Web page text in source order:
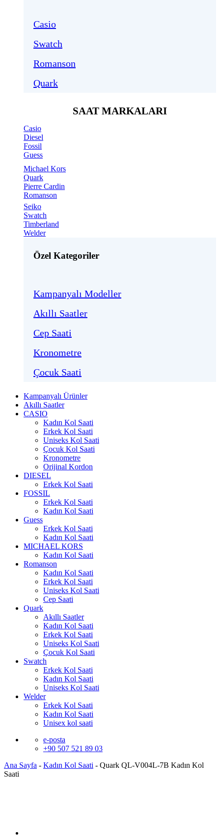
Casio
Swatch
Romanson
Quark
SAAT MARKALARI
Casio
Diesel
Fossil
Guess
Michael Kors
Quark
Pierre Cardin
Romanson
Seiko
Swatch
Timberland
Welder
Özel Kategoriler
Kampanyalı Modeller
Akıllı Saatler
Cep Saati
Kronometre
Çocuk Saati
Kampanyalı Ürünler
Akıllı Saatler
CASIO
Kadın Kol Saati
Erkek Kol Saati
Uniseks Kol Saati
Çocuk Kol Saati
Kronometre
Orijinal Kordon
DIESEL
Erkek Kol Saati
FOSSIL
Erkek Kol Saati
Kadın Kol Saati
Guess
Erkek Kol Saati
Kadın Kol Saati
MICHAEL KORS
Kadın Kol Saati
Romanson
Kadın Kol Saati
Erkek Kol Saati
Uniseks Kol Saati
Cep Saati
Quark
Akıllı Saatler
Kadın Kol Saati
Erkek Kol Saati
Uniseks Kol Saati
Çocuk Kol Saati
Swatch
Erkek Kol Saati
Kadın Kol Saati
Uniseks Kol Saati
Welder
Erkek Kol Saati
Kadın Kol Saati
Unisex kol saati
e-posta
+90 507 521 89 03
Ana Sayfa - Kadın Kol Saati - Quark QL-V004L-7B Kadın Kol
Saati